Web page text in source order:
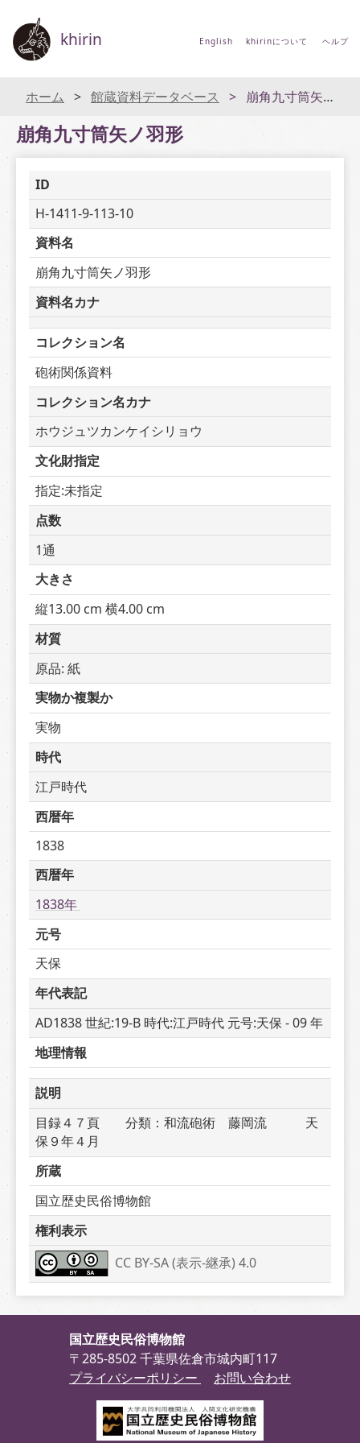
khirin English khirinについて ヘルプ
ホーム 館蔵資料データベース 崩角九寸筒矢ノ羽形
崩角九寸筒矢ノ羽形
ID
H-1411-9-113-10
資料名
崩角九寸筒矢ノ羽形
資料名カナ
コレクション名
砲術関係資料
コレクション名カナ
ホウジュツカンケイシリョウ
文化財指定
指定:未指定
点数
1通
大きさ
縦13.00 cm 横4.00 cm
材質
原品: 紙
実物か複製か
実物
時代
江戸時代
西暦年
1838
西暦年
1838年
元号
天保
年代表記
AD1838 世紀:19-B 時代:江戸時代 元号:天保 - 09 年
地理情報
説明
目録４７頁　　分類：和流砲術　藤岡流　　　天
保９年４月
所蔵
国立歴史民俗博物館
権利表示
CC BY-SA (表示-継承) 4.0
国立歴史民俗博物館
〒285-8502 千葉県佐倉市城内町117
プライバシーポリシー
お問い合わせ